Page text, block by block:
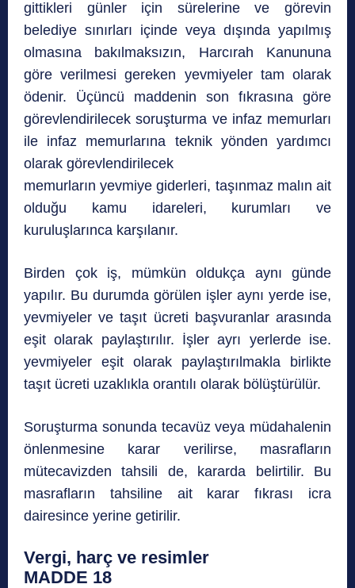
gittikleri günler için sürelerine ve görevin
belediye sınırları içinde veya dışında yapılmış
olmasına bakılmaksızın, Harcırah Kanununa
göre verilmesi gereken yevmiyeler tam olarak
ödenir. Üçüncü maddenin son fıkrasına göre
görevlendirilecek soruşturma ve infaz memurları
ile infaz memurlarına teknik yönden yardımcı
olarak görevlendirilecek
memurların yevmiye giderleri, taşınmaz malın ait
olduğu kamu idareleri, kurumları ve
kuruluşlarınca karşılanır.
Birden çok iş, mümkün oldukça aynı günde
yapılır. Bu durumda görülen işler aynı yerde ise,
yevmiyeler ve taşıt ücreti başvuranlar arasında
eşit olarak paylaştırılır. İşler ayrı yerlerde ise.
yevmiyeler eşit olarak paylaştırılmakla birlikte
taşıt ücreti uzaklıkla orantılı olarak bölüştürülür.
Soruşturma sonunda tecavüz veya müdahalenin
önlenmesine karar verilirse, masrafların
mütecavizden tahsili de, kararda belirtilir. Bu
masrafların tahsiline ait karar fıkrası icra
dairesince yerine getirilir.
Vergi, harç ve resimler
MADDE 18